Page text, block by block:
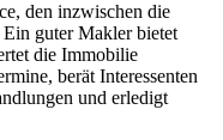
den inzwischen die
guter Makler bietet
die Immobilie
berät Interessenten
und erledigt